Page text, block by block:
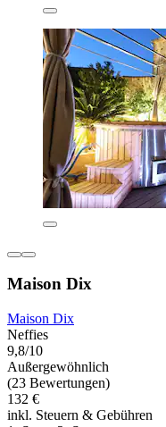
Maison Dix
Maison Dix
Neffies
9,8/10
Außergewöhnlich
(23 Bewertungen)
132 €
inkl. Steuern & Gebühren